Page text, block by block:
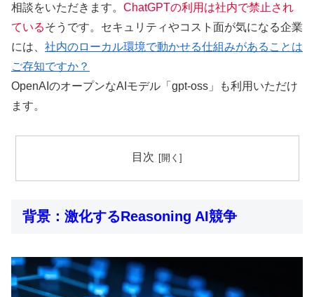
相談をいただきます。 ChatGPTの利用は社内で禁止され
ているそうです。セキュリティやコスト面が気になる企業
には、 社内のローカル環境で動かせる仕組みがあることは
ご存知ですか？
OpenAIのオープンなAIモデル「gpt-oss」も利用いただけ
ます。
目次
背景：激化するReasoning AI競争